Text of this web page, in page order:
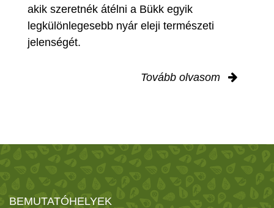
akik szeretnék átélni a Bükk egyik
legkülönlegesebb nyár eleji természeti
jelenségét.
Tovább olvasom
BEMUTATÓHELYEK